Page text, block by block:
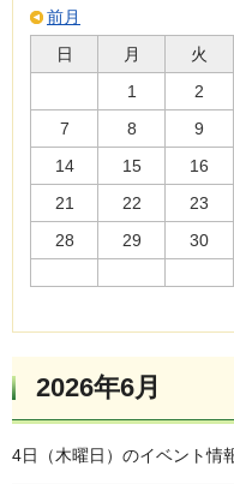
前月
日
月 火
1
2
7
8 9
14
15 16
21
22 23
28
29 30
2026年6月
4日（木曜日）のイベント情